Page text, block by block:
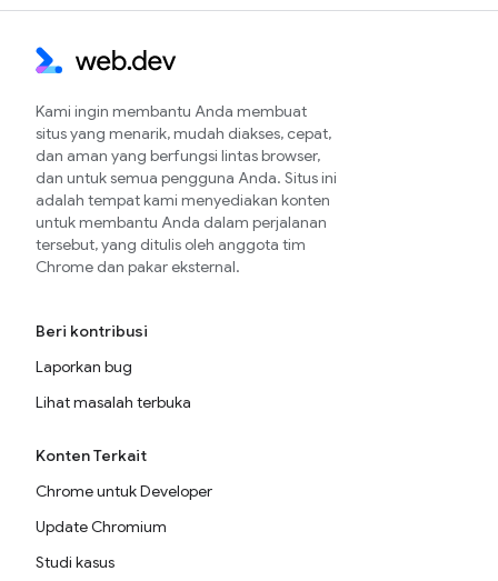
Kami ingin membantu Anda membuat
situs yang menarik, mudah diakses, cepat,
dan aman yang berfungsi lintas browser,
dan untuk semua pengguna Anda. Situs ini
adalah tempat kami menyediakan konten
untuk membantu Anda dalam perjalanan
tersebut, yang ditulis oleh anggota tim
Chrome dan pakar eksternal.
Beri kontribusi
Laporkan bug
Lihat masalah terbuka
Konten Terkait
Chrome untuk Developer
Update Chromium
Studi kasus